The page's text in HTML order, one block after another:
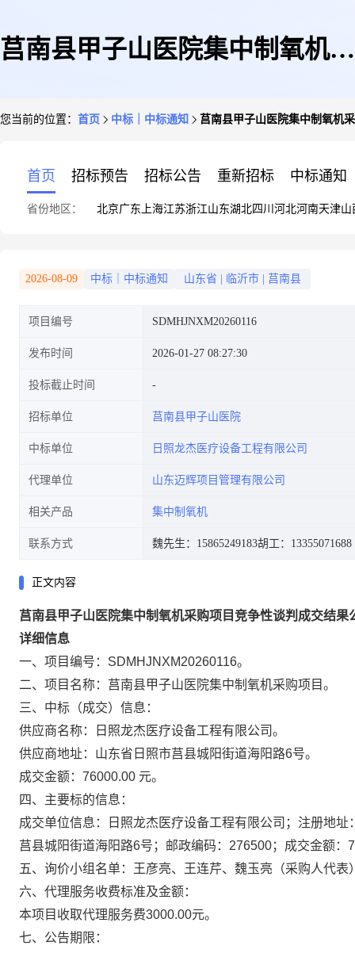
莒南县甲子山医院集中制氧机采
您当前的位置： 首页 中标｜中标通知 莒南县甲子山医院集中制氧机
首页 招标预告 招标公告 重新招标 中标通知
省份地区： 北京广东 上海江苏浙江山东湖北四川 河北河南天津山
2026-08-09 中标｜中标通知 山东省 临沂市 莒南县
项目编号 SDMHJNXM20260116
发布时间 2026-01-27 08:27:30
投标截止时间
招标单位 莒南县甲子山医院
中标单位 日照龙杰医疗设备工程有限公司
代理单位 山东迈辉项目管理有限公司
相关产品 集中制氧机
联系方式 魏先生：15865249183胡工：13355071688
正文内容
莒南县甲子山医院集中制氧机采购项目竞争性谈判 成交结果
详细信息
一、项目编号： SDMHJNXM20260116。
二、项目名称：莒南县甲子山医院集中制氧机采购项目。
三、中标（成交）信息：
供应商名称：
日照龙杰医疗设备工程有限公司。
供应商地址： 山东省日照市莒县城阳街道海阳路6号。
成交金额： 76000.00 元。
四、主要标的信息：
成交单位信息：
日照龙杰医疗设备工程有限公司 ；注册地址
莒县城阳街道海阳路6号； 邮政编码：276500；成交金额：
五、询价小组名单：
王彦亮、王连芹、魏玉亮 （采购人代表
六、代理服务收费标准及金额：
本项目收取代理服务费3000.00元。
七、公告期限：